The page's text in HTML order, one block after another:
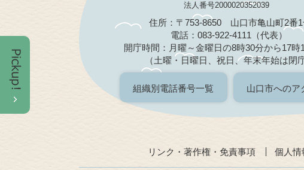
法人番号2000020352039
住所：〒753-8650 山口市亀山町2番1
電話：083-922-4111（代表）
開庁時間：月曜～金曜日の8時30分から17時
（土曜・日曜日、祝日、年末年始は閉庁
組織別電話番号一覧 山口市へのア
リンク・著作権・免責事項 個人情